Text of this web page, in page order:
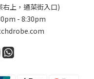
上，通菜街入口)
- 8:30pm